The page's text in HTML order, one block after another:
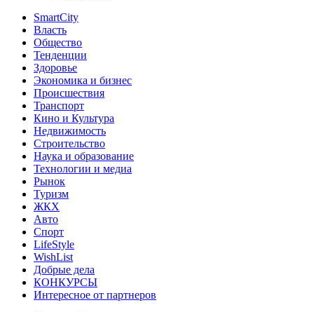
SmartCity
Власть
Общество
Тенденции
Здоровье
Экономика и бизнес
Происшествия
Транспорт
Кино и Культура
Недвижимость
Строительство
Наука и образование
Технологии и медиа
Рынок
Туризм
ЖКХ
Авто
Спорт
LifeStyle
WishList
Добрые дела
КОНКУРСЫ
Интересное от партнеров